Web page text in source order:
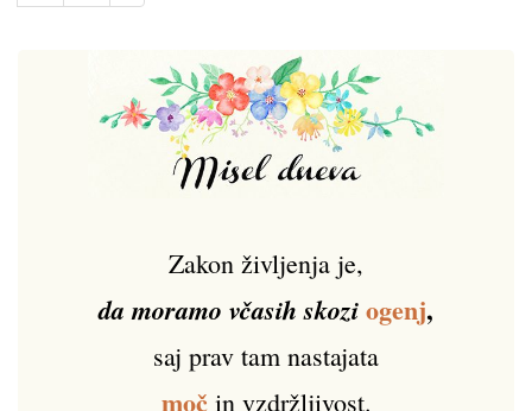
Zakon življenja je,
da moramo včasih skoziogenj,
saj prav tam nastajata
močin vzdržljivost.